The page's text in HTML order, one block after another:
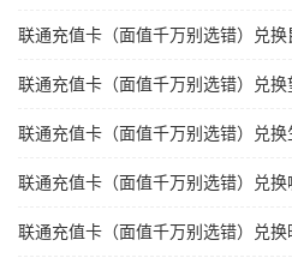
联通充值卡（面值千万别选错）兑换
联通充值卡（面值千万别选错）兑
联通充值卡（面值千万别选错）兑换
联通充值卡（面值千万别选错）兑换
联通充值卡（面值千万别选错）兑换